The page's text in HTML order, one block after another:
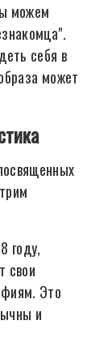
можем
себя в
может
году,
свои
Это
и